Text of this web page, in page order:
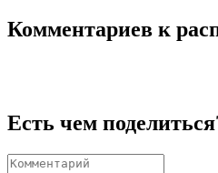
Комментариев к
Есть чем